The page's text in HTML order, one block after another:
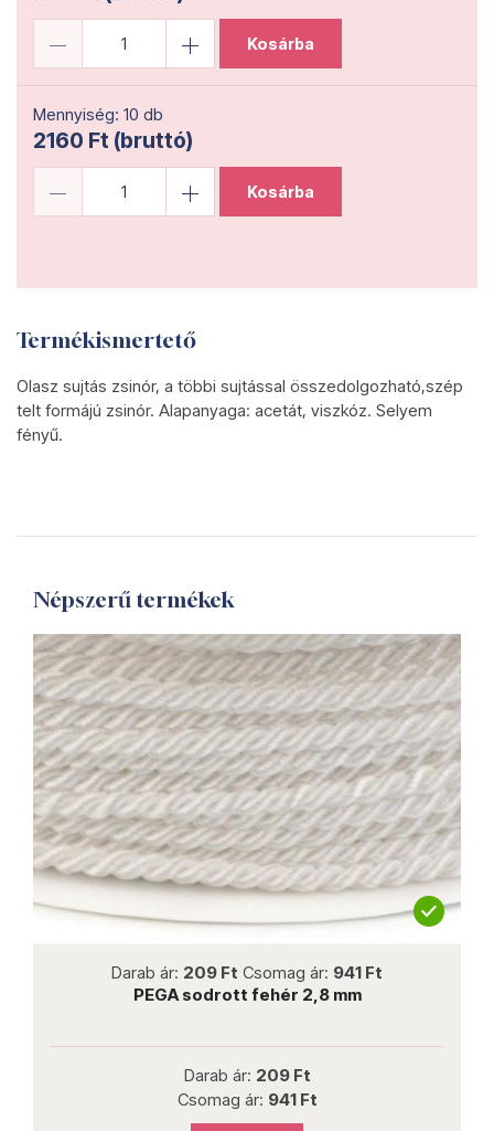
Kosárba
Mennyiség: 10 db
2160 Ft (bruttó)
Kosárba
Termékismertető
Olasz sujtás zsinór, a többi sujtással összedolgozható,szép
telt formájú zsinór. Alapanyaga: acetát, viszkóz. Selyem
fényű.
Népszerű termékek
Darab ár: 209 Ft Csomag ár: 941 Ft
PEGA sodrott fehér 2,8 mm
Darab ár: 209 Ft
Csomag ár: 941 Ft